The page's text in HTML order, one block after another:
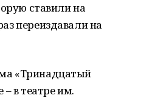
ставили на
переиздавали на
«Тринадцатый
– в театре им.